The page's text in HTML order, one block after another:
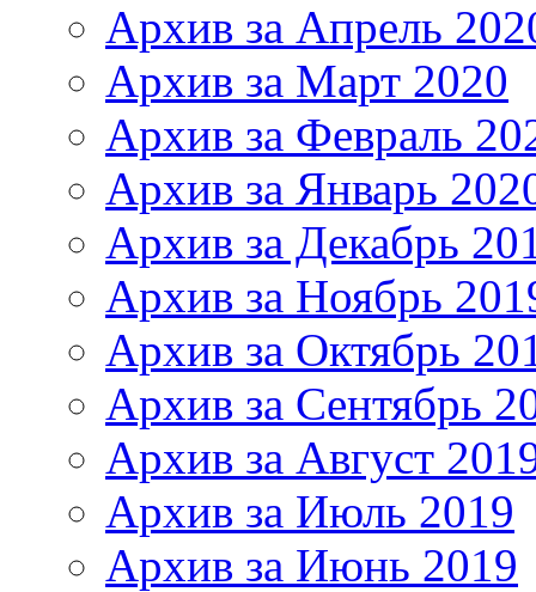
Архив за Апрель
Архив за Март 2020
Архив за Февраль
Архив за Январь
Архив за Декабрь
Архив за Ноябрь
Архив за Октябрь
Архив за Сентябрь
Архив за Август
Архив за Июль 2019
Архив за Июнь 2019